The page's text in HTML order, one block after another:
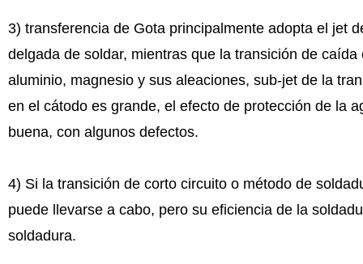
3) transferencia de Gota principalmente adopta el jet
delgada de soldar, mientras que la transición de
aluminio, magnesio y sus aleaciones, sub-jet de la
en el cátodo es grande, el efecto de protección de la
buena, con algunos defectos.
4) Si la transición de corto circuito o método de
puede llevarse a cabo, pero su eficiencia de la
soldadura.